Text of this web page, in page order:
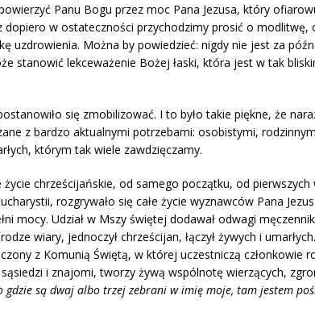
Panu Bogu przez moc Pana Jezusa, który
dopiero w ostateczności przychodzimy prosić o modlitwę,
uzdrowienia. Można by powiedzieć: nigdy nie jest za
stanowić lekceważenie Bożej łaski, która jest w tak
się zmobilizować. I to było takie piękne, że
z bardzo aktualnymi potrzebami: osobistymi,
którym tak wiele zawdzięczamy.
życie chrześcijańskie, od samego początku, od pierwszych
rozgrywało się całe życie wyznawców Pana
mocy. Udział w Mszy świętej dodawał odwagi
wiary, jednoczył chrześcijan, łączył żywych i
z Komunią Świętą, w której uczestniczą członkowie
i znajomi, tworzy żywą wspólnotę wierzących,
gdzie są dwaj albo trzej zebrani w imię moje, tam jestem